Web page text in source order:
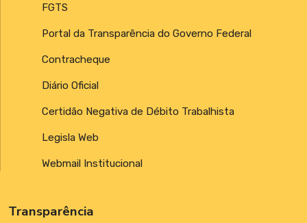
FGTS
Portal da Transparência do Governo Federal
Contracheque
Diário Oficial
Certidão Negativa de Débito Trabalhista
Legisla Web
Webmail Institucional
Transparência